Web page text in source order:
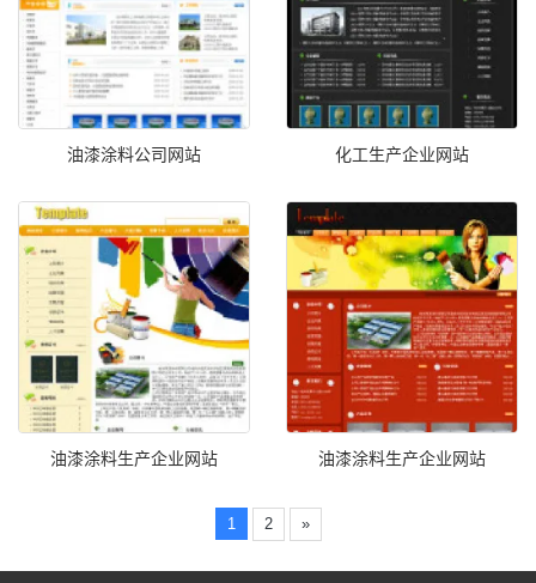
油漆涂料公司网站 化工生产企业网站
油漆涂料生产企业网站 油漆涂料生产企业网站
1 2 »